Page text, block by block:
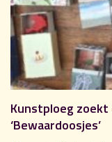
Kunstploeg
‘Bewaardoosjes’